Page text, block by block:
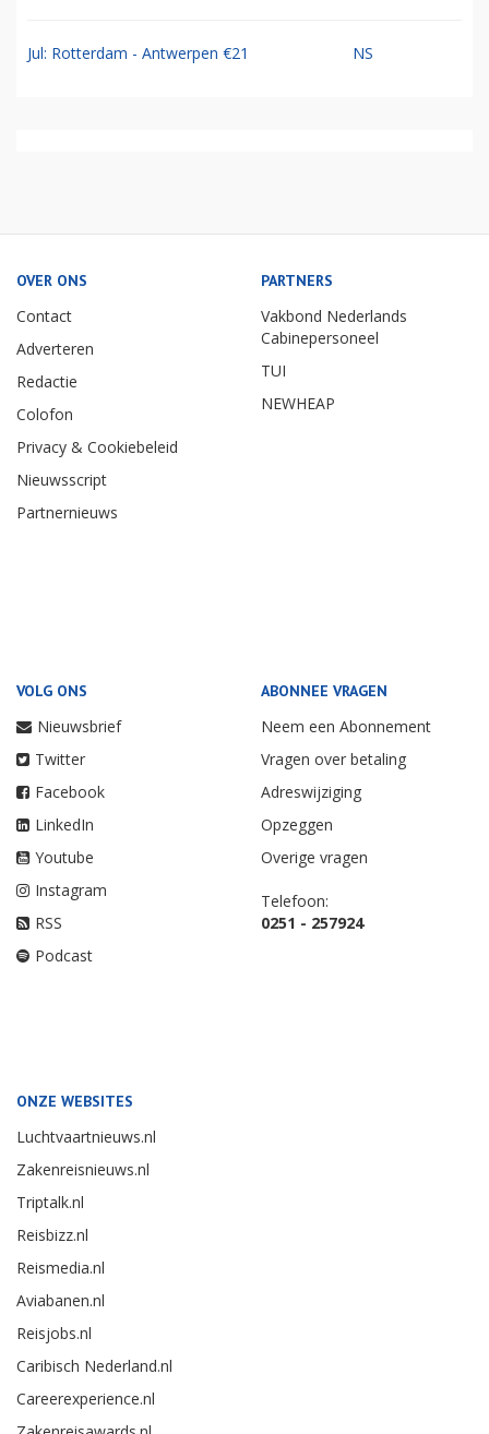
Jul: Rotterdam - Antwerpen €21 NS
OVER ONS
Contact
Adverteren
Redactie
Colofon
Privacy & Cookiebeleid
Nieuwsscript
Partnernieuws
PARTNERS
Vakbond Nederlands
Cabinepersoneel
TUI
NEWHEAP
VOLG ONS
Nieuwsbrief
Twitter
Facebook
LinkedIn
Youtube
Instagram
RSS
Podcast
ABONNEE VRAGEN
Neem een Abonnement
Vragen over betaling
Adreswijziging
Opzeggen
Overige vragen
Telefoon:
0251 - 257924
ONZE WEBSITES
Luchtvaartnieuws.nl
Zakenreisnieuws.nl
Triptalk.nl
Reisbizz.nl
Reismedia.nl
Aviabanen.nl
Reisjobs.nl
Caribisch Nederland.nl
Careerexperience.nl